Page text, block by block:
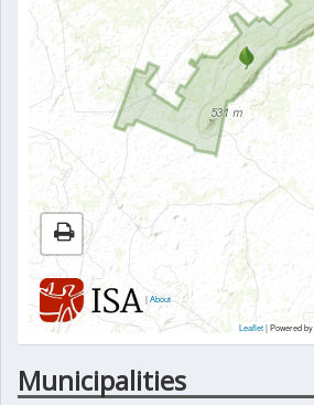
|About
Leaflet| Powered by
Municipalities